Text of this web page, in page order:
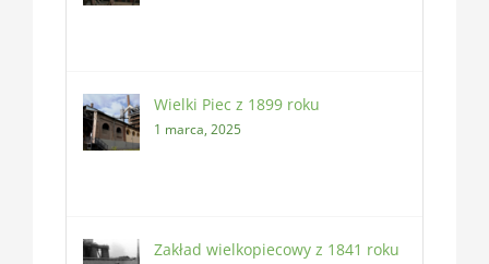
Wielki Piec z 1899 roku
1 marca, 2025
Zakład wielkopiecowy z 1841 roku